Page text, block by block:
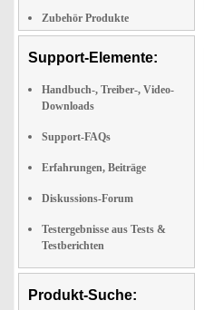
Zubehör Produkte
Support-Elemente:
Handbuch-, Treiber-, Video-
Downloads
Support-FAQs
Erfahrungen, Beiträge
Diskussions-Forum
Testergebnisse aus Tests &
Testberichten
Produkt-Suche: